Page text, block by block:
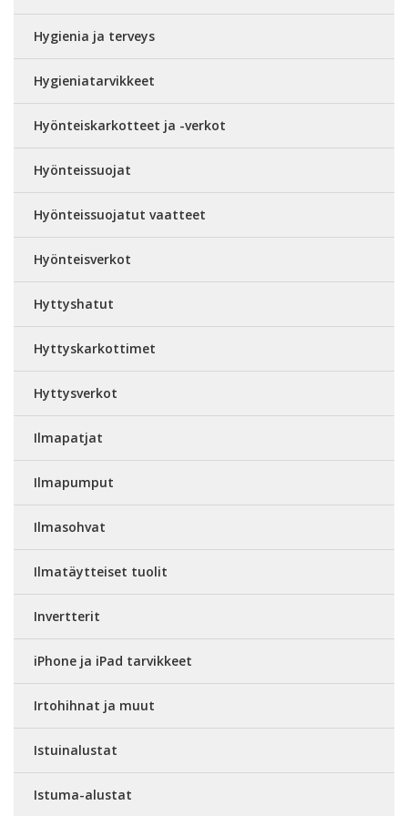
Hygienia ja terveys
Hygieniatarvikkeet
Hyönteiskarkotteet ja -verkot
Hyönteissuojat
Hyönteissuojatut vaatteet
Hyönteisverkot
Hyttyshatut
Hyttyskarkottimet
Hyttysverkot
Ilmapatjat
Ilmapumput
Ilmasohvat
Ilmatäytteiset tuolit
Invertterit
iPhone ja iPad tarvikkeet
Irtohihnat ja muut
Istuinalustat
Istuma-alustat